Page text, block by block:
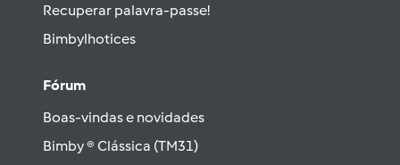
Recuperar palavra-passe!
Bimbylhotices
Fórum
Boas-vindas e novidades
Bimby ® Clássica (TM31)